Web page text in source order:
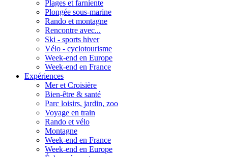
Plages et farniente
Plongée sous-marine
Rando et montagne
Rencontre avec...
Ski - sports hiver
Vélo - cyclotourisme
Week-end en Europe
Week-end en France
Expériences
Mer et Croisière
Bien-être & santé
Parc loisirs, jardin, zoo
Voyage en train
Rando et vélo
Montagne
Week-end en France
Week-end en Europe